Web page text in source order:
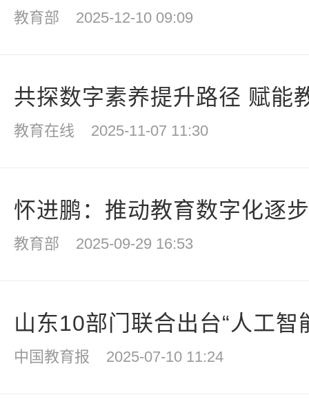
教育部 2025-12-10 09:09
共探数字素养提升路径 赋能
教育在线 2025-11-07 11:30
怀进鹏：推动教育数字化逐
教育部 2025-09-29 16:53
山东10部门联合出台“人工智
中国教育报 2025-07-10 11:24